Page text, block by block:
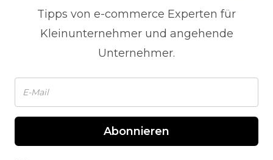
Tipps von e-commerce Experten für
Kleinunternehmer und angehende
Unternehmer.
Abonnieren